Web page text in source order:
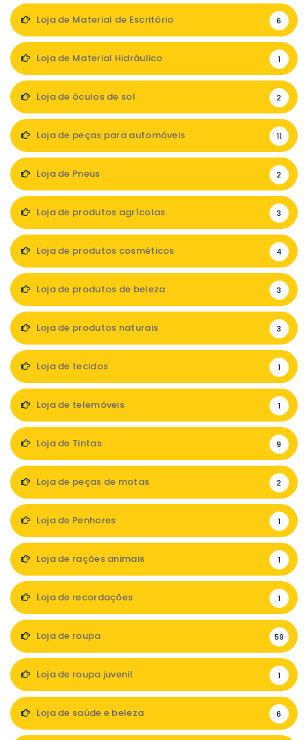
Loja de Material de Escritório 6
Loja de Material Hidráulico 1
Loja de óculos de sol 2
Loja de peças para automóveis 11
Loja de Pneus 2
Loja de produtos agrícolas 3
Loja de produtos cosméticos 4
Loja de produtos de beleza 3
Loja de produtos naturais 3
Loja de tecidos 1
Loja de telemóveis 1
Loja de Tintas 9
Loja de peças de motas 2
Loja de Penhores 1
Loja de rações animais 1
Loja de recordações 1
Loja de roupa 59
Loja de roupa juvenil 1
Loja de saúde e beleza 6